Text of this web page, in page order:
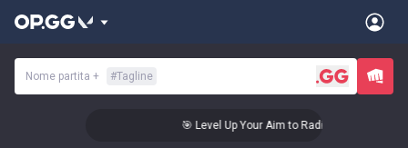
Nome partita + #Tagline
🎯 Level Up Your Aim to Radiant Status!